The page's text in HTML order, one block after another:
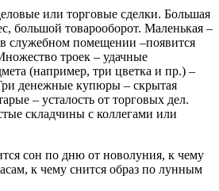
или торговые сделки. Большая
большой товарооборот. Маленькая –
служебном помещении –появится
троек – удачные
(например, три цветка и пр.) –
денежные купюры – скрытая
– усталость от торговых дел.
складчины с коллегами или
сон по дню от новолуния, к чему
к чему снится образ по лунным